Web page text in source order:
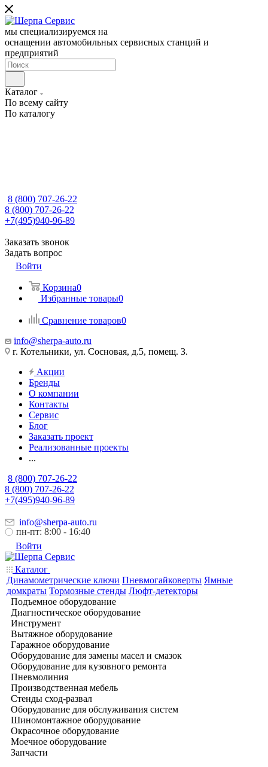
мы специализируемся на
оснащении автомобильных сервисных станций и
предприятий
Каталог
По всему сайту
По каталогу
8 (800) 707-26-22
8 (800) 707-26-22
+7(495)940-96-89
Заказать звонок
Задать вопрос
Войти
Корзина0
Избранные товары0
Сравнение товаров0
info@sherpa-auto.ru
г. Котельники, ул. Сосновая, д.5, помещ. 3.
Акции
Бренды
О компании
Контакты
Сервис
Блог
Заказать проект
Реализованные проекты
...
8 (800) 707-26-22
8 (800) 707-26-22
+7(495)940-96-89
info@sherpa-auto.ru
пн-пт: 8:00 - 16:40
Войти
Каталог
Динамометрические ключи Пневмогайковерты Ямные
домкраты Тормозные стенды Люфт-детекторы
Подъемное оборудование
Диагностическое оборудование
Инструмент
Вытяжное оборудование
Гаражное оборудование
Оборудование для замены масел и смазок
Оборудование для кузовного ремонта
Пневмолиния
Производственная мебель
Стенды сход-развал
Оборудование для обслуживания систем
Шиномонтажное оборудование
Окрасочное оборудование
Моечное оборудование
Запчасти